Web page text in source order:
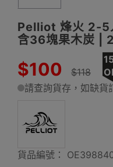
Pelliot 烽火 2-5
含36塊果木炭 |
$100 $118
請查詢貨存，如缺貨
貨品編號：